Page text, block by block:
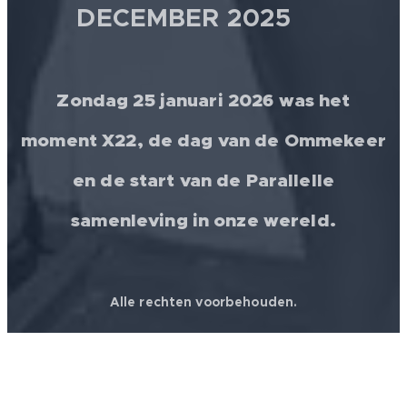
DECEMBER 2025 💫
Zondag 25 januari 2026 was het
moment X22, de dag van de Ommekeer
en de start van de Parallelle
samenleving in onze wereld.
Alle rechten voorbehouden.